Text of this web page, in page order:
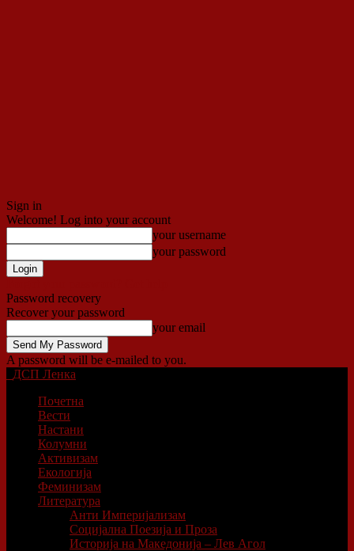
Sign in
Welcome! Log into your account
your username
your password
Password recovery
Recover your password
your email
A password will be e-mailed to you.
ДСП Ленка
Почетна
Вести
Настани
Колумни
Активизам
Екологија
Феминизам
Литература
Анти Империјализам
Социјална Поезија и Проза
Историја на Македонија – Лев Агол